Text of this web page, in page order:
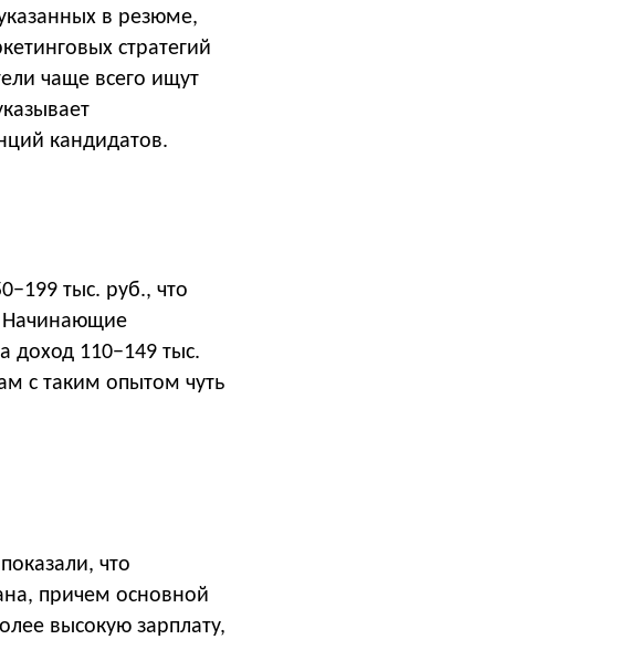
в резюме,
стратегий
чаще всего ищут
кандидатов.
тыс. руб., что
Начинающие
доход 110−149 тыс.
с таким опытом чуть
что
причем основной
высокую зарплату,